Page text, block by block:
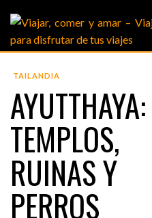
TAILANDIA
AYUTTHAYA:
TEMPLOS,
RUINAS Y
PERROS